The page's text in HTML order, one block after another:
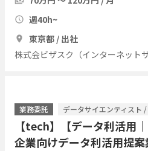
週40h~
東京都 / 出社
株式会ビザスク（インターネットサ
業務委託
データサイエンティスト
【tech】【データ利活用
企業向けデータ利活用提